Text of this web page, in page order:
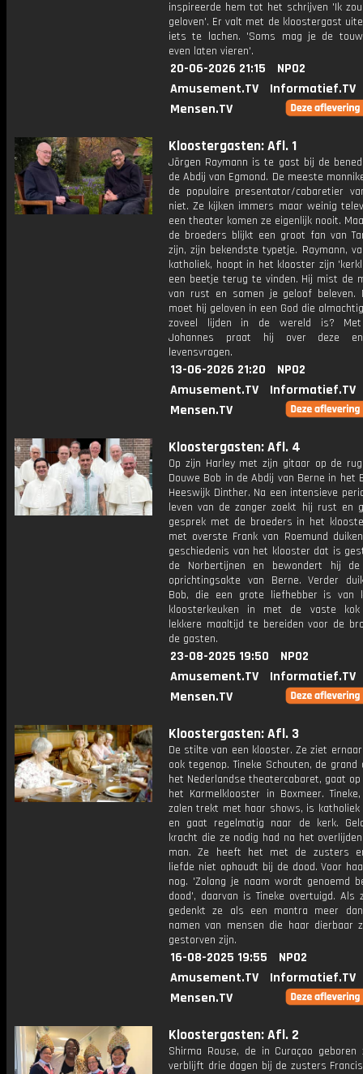
inspireerde hem tot het schrijven 'Ik
geloven'. Er valt met de kloostergast
iets te lachen. 'Soms mag je de
even laten vieren'.
20-06-2026 21:15
NPO2
Amusement.TV
Informatief.TV
Mensen.TV
Kloostergasten: Afl. 1
Jörgen Raymann is te gast bij de
de Abdij van Egmond. De meeste
de populaire presentator/cabaretier
niet. Ze kijken immers maar weinig
een theater komen ze eigenlijk nooit.
de broeders blijkt een groot fan van
zijn, zijn bekendste typetje. Raymann,
katholiek, hoopt in het klooster zijn
een beetje terug te vinden. Hij mist de
van rust en samen je geloof beleven.
moet hij geloven in een God die
zoveel lijden in de wereld is? Met
Johannes praat hij over deze
levensvragen.
13-06-2026 21:20
NPO2
Amusement.TV
Informatief.TV
Mensen.TV
Kloostergasten: Afl. 4
Op zijn Harley met zijn gitaar op de
Douwe Bob in de Abdij van Berne in het
Heeswijk Dinther. Na een intensieve
leven van de zanger zoekt hij rust en
gesprek met de broeders in het
met overste Frank van Roemund
geschiedenis van het klooster dat is
de Norbertijnen en bewondert hij de
oprichtingsakte van Berne. Verder
Bob, die een grote liefhebber is van
kloosterkeuken in met de vaste
lekkere maaltijd te bereiden voor de
de gasten.
23-08-2025 19:50
NPO2
Amusement.TV
Informatief.TV
Mensen.TV
Kloostergasten: Afl. 3
De stilte van een klooster. Ze ziet
ook tegenop. Tineke Schouten, de grand
het Nederlandse theatercabaret, gaat op
het Karmelklooster in Boxmeer.
zalen trekt met haar shows, is katholiek
en gaat regelmatig naar de kerk.
kracht die ze nodig had na het
man. Ze heeft het met de zusters
liefde niet ophoudt bij de dood. Voor
nog. 'Zolang je naam wordt genoemd
dood', daarvan is Tineke overtuigd. Als
gedenkt ze als een mantra meer
namen van mensen die haar dierbaar
gestorven zijn.
16-08-2025 19:55
NPO2
Amusement.TV
Informatief.TV
Mensen.TV
Kloostergasten: Afl. 2
Shirma Rouse, de in Curaçao geboren
verblijft drie dagen bij de zusters